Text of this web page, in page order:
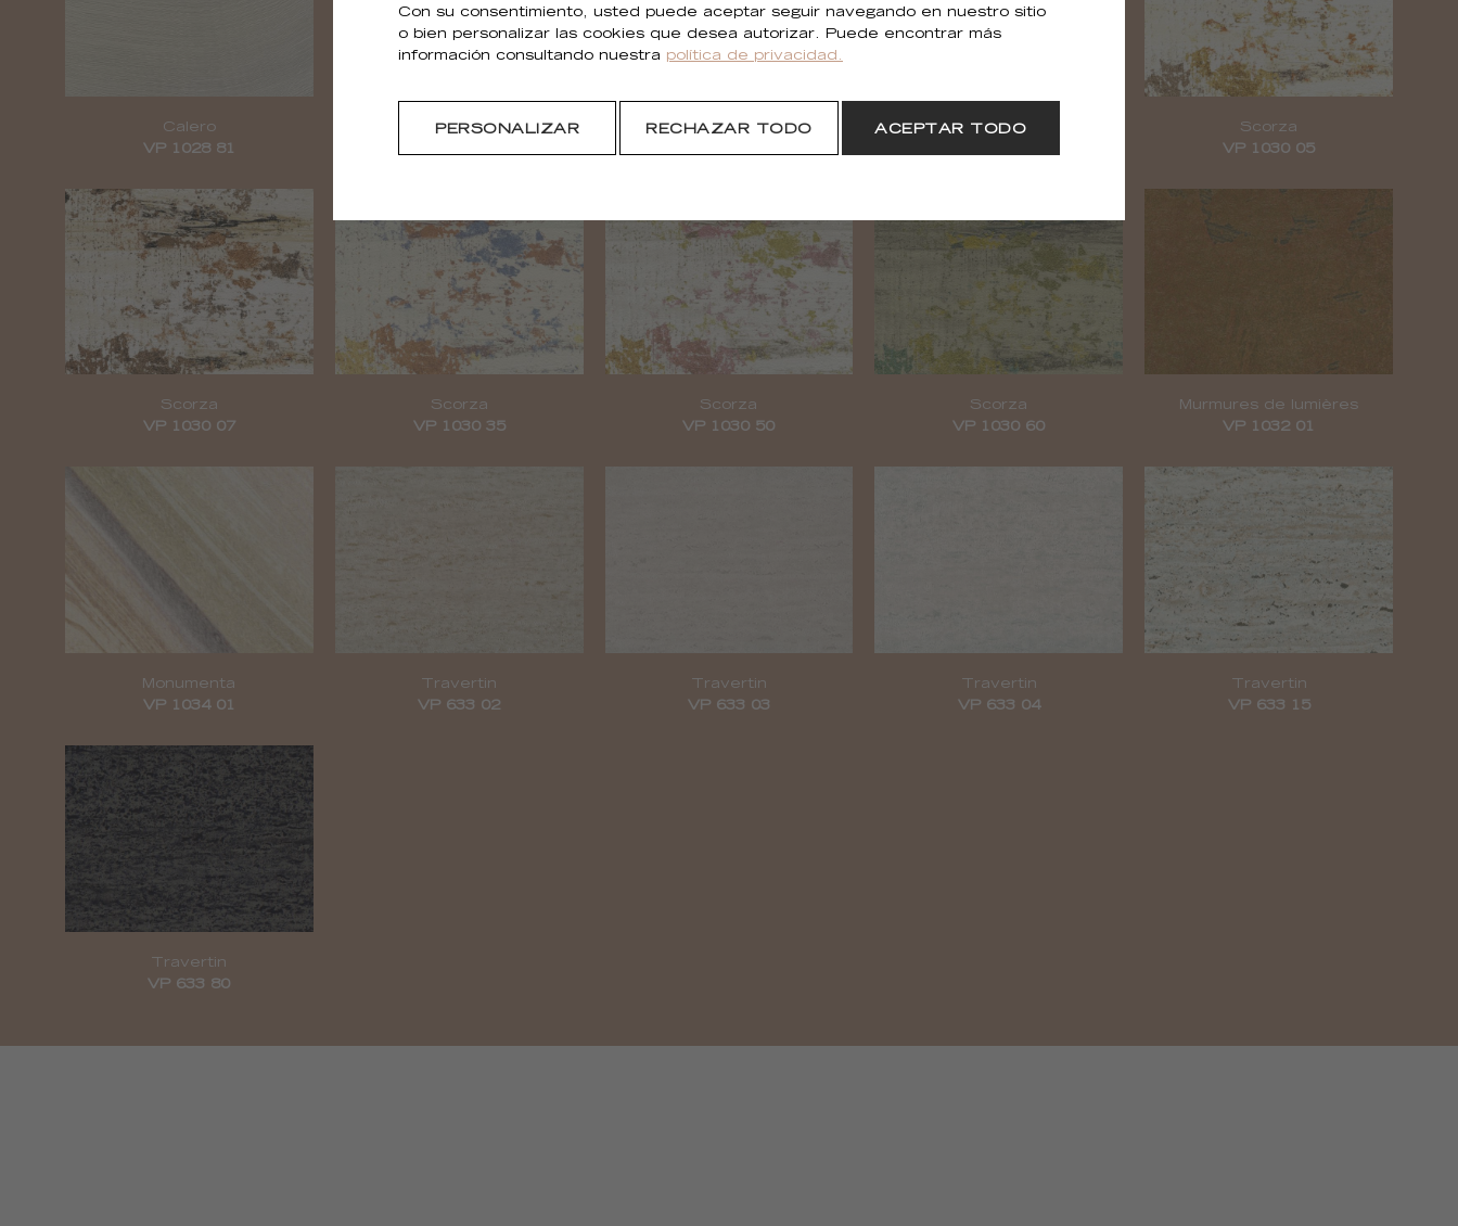
Calero
VP 1028 81
Calero metal
Calero metal
Scorza
Scorza
VP 1030 05
Scorza
VP 1030 07
Scorza
VP 1030 35
Scorza
VP 1030 50
Scorza
VP 1030 60
Murmures de lumières
VP 1032 01
Monumenta
VP 1034 01
Travertin
VP 633 02
Travertin
VP 633 03
Travertin
VP 633 04
Travertin
VP 633 15
Travertin
VP 633 80
Con su consentimiento, usted puede aceptar seguir navegando en nuestro sitio
o bien personalizar las cookies que desea autorizar. Puede encontrar más
información consultando nuestra política de privacidad.
PERSONALIZAR RECHAZAR TODO ACEPTAR TODO